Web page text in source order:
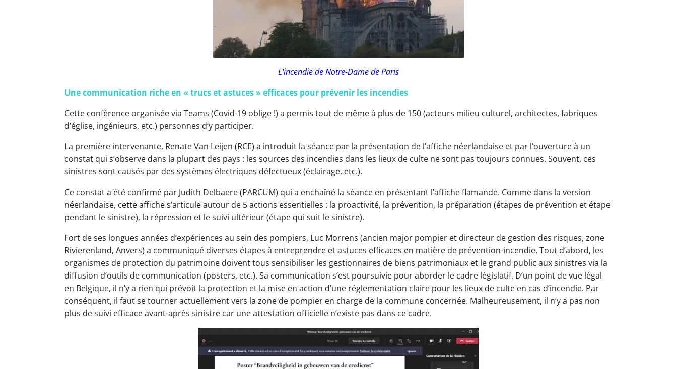
L'incendie de Notre-Dame de Paris
Une communication riche en « trucs et astuces » efficaces pour prévenir les incendies
Cette conférence organisée via Teams (Covid-19 oblige !) a permis tout de même à plus de 150 (acteurs milieu culturel, architectes, fabriques
d’église, ingénieurs, etc.) personnes d’y participer.
La première intervenante, Renate Van Leijen (RCE) a introduit la séance par la présentation de l’affiche néerlandaise et par l’ouverture à un
constat qui s’observe dans la plupart des pays : les sources des incendies dans les lieux de culte ne sont pas toujours connues. Souvent, ces
sinistres sont causés par des systèmes électriques défectueux (éclairage, etc.).
Ce constat a été confirmé par Judith Delbaere (PARCUM) qui a enchaîné la séance en présentant l’affiche flamande. Comme dans la version
néerlandaise, cette affiche s’articule autour de 5 actions essentielles : la proactivité, la prévention, la préparation (étapes de prévention et étape
pendant le sinistre), la répression et le suivi ultérieur (étape qui suit le sinistre).
Fort de ses longues années d’expériences au sein des pompiers, Luc Morrens (ancien major pompier et directeur de gestion des risques, zone
Rivierenland, Anvers) a communiqué diverses étapes à entreprendre et astuces efficaces en matière de prévention-incendie. Tout d’abord, les
organismes de protection du patrimoine doivent tous sensibiliser les gestionnaires de biens patrimoniaux et le grand public aux sinistres via la
diffusion d’outils de communication (posters, etc.). Sa communication s’est poursuivie pour aborder le cadre législatif. D’un point de vue légal
en Belgique, il n’y a rien qui prévoit la protection et la mise en action d’une réglementation claire pour les lieux de culte en cas d’incendie. Par
conséquent, il faut se tourner actuellement vers la zone de pompier en charge de la commune concernée. Malheureusement, il n’y a pas non
plus de suivi efficace avant-après sinistre car une attestation officielle n’existe pas dans ce cadre.